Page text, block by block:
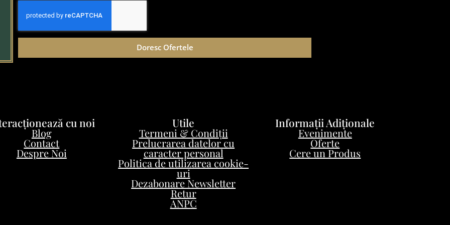
Doresc Ofertele
cu noi
Blog
Contact
Despre Noi
Utile
Termeni & Condiții
Prelucrarea datelor cu
caracter personal
Politica de utilizarea cookie-
uri
Dezabonare Newsletter
Retur
ANPC
Informații Adiționale
Evenimente
Oferte
Cere un Produs